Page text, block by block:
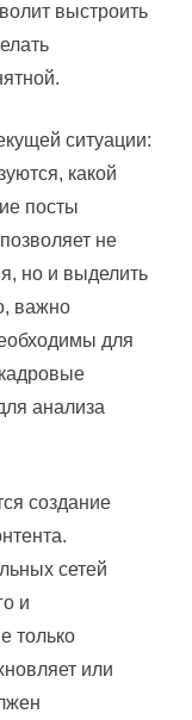
выстроить
ситуации:
какой
посты
не
но и выделить
важно
для
анализа
создание
сетей
и
только
или